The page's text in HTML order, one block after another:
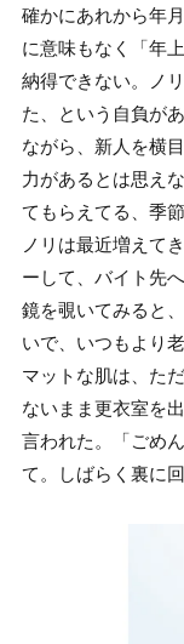
確かにあれから年
に意味もなく「年
納得できない。ノ
た、という自負が
ながら、新人を横
力があるとは思え
てもらえてる、季
ノリは最近増えて
ーして、バイト先
鏡を覗いてみると
いで、いつもより
マットな肌は、た
ないまま更衣室を
言われた。「ごめ
て。しばらく裏に